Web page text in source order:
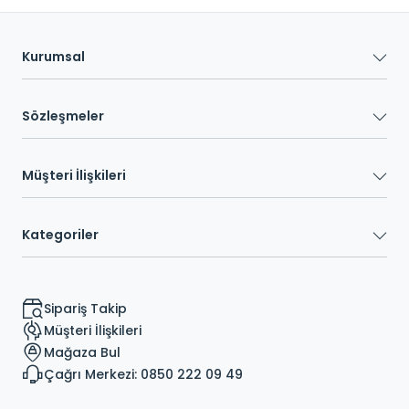
Kurumsal
Sözleşmeler
Müşteri İlişkileri
Kategoriler
Sipariş Takip
Müşteri İlişkileri
Mağaza Bul
Çağrı Merkezi: 0850 222 09 49